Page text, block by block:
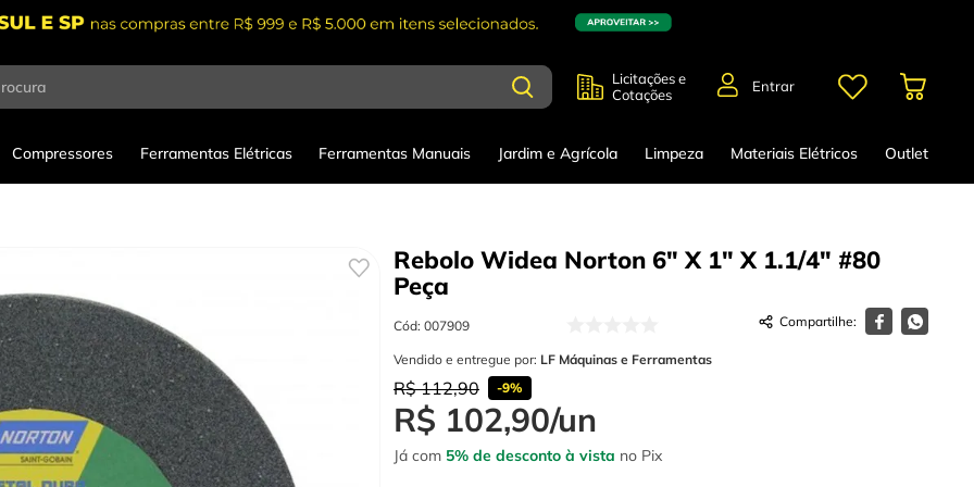
Licitações e
Cotações
Entrar
Compressores Ferramentas Elétricas Ferramentas Manuais Jardim e Agrícola Limpeza Materiais Elétricos Outlet
Rebolo Widea Norton 6" X 1" X 1.1/4" #80
Peça
Cód: 007909
Vendido e entregue por: LF Máquinas e Ferramentas
R$ 112,90 -9%
R$ 102,90/un
Já com 5% de desconto à vista no Pix